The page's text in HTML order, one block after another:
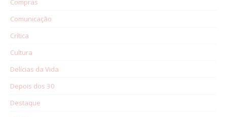
Compras
Comunicação
Crítica
Cultura
Delícias da Vida
Depois dos 30
Destaque